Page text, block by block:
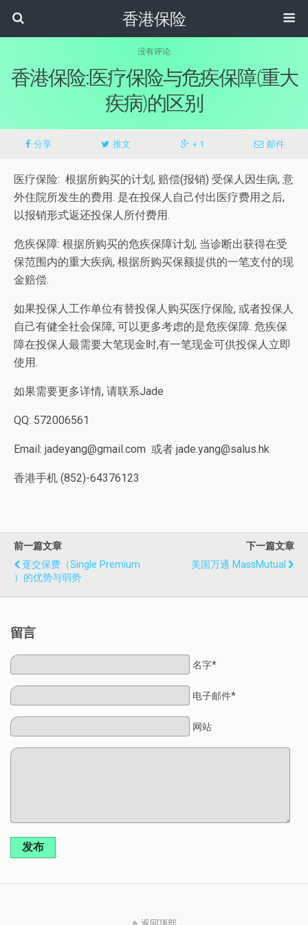
香港保险
没有评论
香港保险:医疗保险与危疾保障(重大
疾病)的区别
分享 推文 + 1 邮件
医疗保险: 根据所购买的计划, 赔偿(报销) 受保人因生病, 意
外住院所发生的费用. 是在投保人自己付出医疗费用之后,
以报销形式返还投保人所付费用.
危疾保障: 根据所购买的危疾保障计划, 当诊断出获得在受
保范围内的重大疾病, 根据所购买保额提供的一笔支付的现
金赔偿.
如果投保人工作单位有替投保人购买医疗保险, 或者投保人
自己有健全社会保障, 可以更多考虑的是危疾保障. 危疾保
障在投保人最需要大笔现金时,有一笔现金可供投保人立即
使用.
如果需要更多详情, 请联系Jade
QQ: 572006561
Email: jadeyang@gmail.com 或者 jade.yang@salus.hk
香港手机 (852)-64376123
前一篇文章
趸交保费（single Premium
）的优势与弱势
下一篇文章
美国万通 MassMutual
留言
名字*
电子邮件*
网站
发布